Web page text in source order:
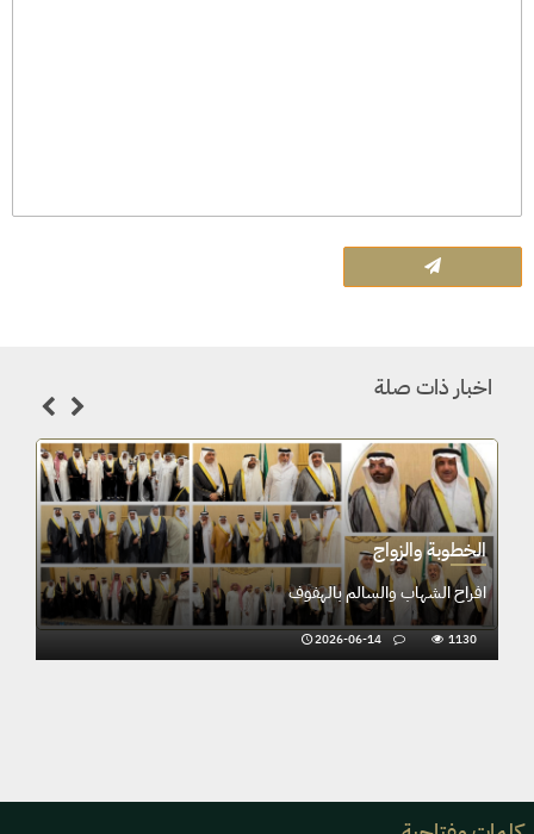
اخبار ذات صلة
الخطوبة
افراح الشهاب
والزواج
والنفيلي بالهفوف
2026-06-13